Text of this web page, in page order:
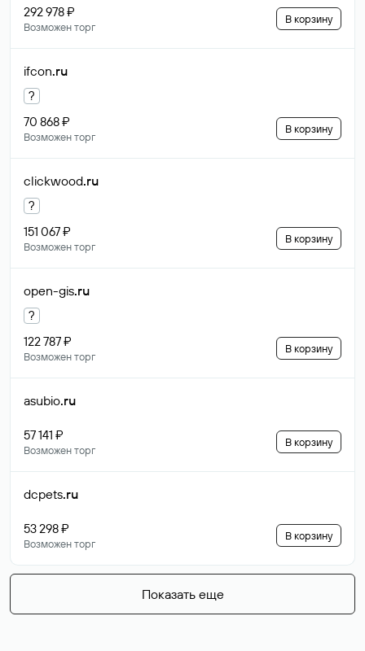
292 978 ₽
Возможен торг
В корзину
ifcon.ru
?
70 868 ₽
Возможен торг
В корзину
clickwood.ru
?
151 067 ₽
Возможен торг
В корзину
open-gis.ru
?
122 787 ₽
Возможен торг
В корзину
asubio.ru
57 141 ₽
Возможен торг
В корзину
dcpets.ru
53 298 ₽
Возможен торг
В корзину
Показать еще